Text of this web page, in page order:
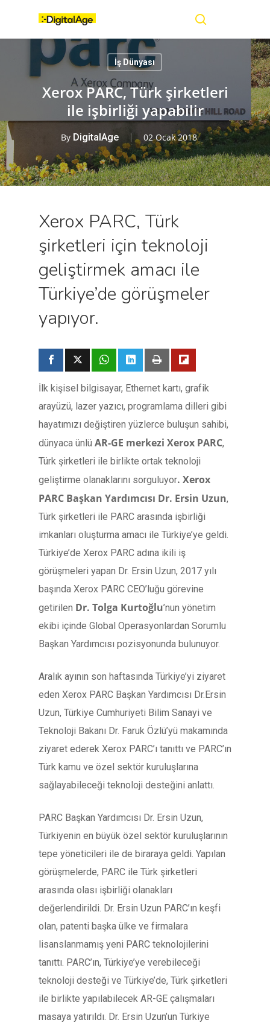
content
İş Dünyası
Xerox PARC, Türk şirketleri
ile işbirliği yapabilir
By DigitalAge 02 Ocak 2018
Xerox PARC, Türk
şirketleri için teknoloji
geliştirmek amacı ile
Türkiye’de görüşmeler
yapıyor.
İlk kişisel bilgisayar, Ethernet kartı, grafik
arayüzü, lazer yazıcı, programlama dilleri gibi
hayatımızı değiştiren yüzlerce buluşun sahibi,
dünyaca ünlü AR-GE merkezi Xerox PARC,
Türk şirketleri ile birlikte ortak teknoloji
geliştirme olanaklarını sorguluyor. Xerox
PARC Başkan Yardımcısı Dr. Ersin Uzun,
Türk şirketleri ile PARC arasında işbirliği
imkanları oluşturma amacı ile Türkiye’ye geldi.
Türkiye’de Xerox PARC adına ikili iş
görüşmeleri yapan Dr. Ersin Uzun, 2017 yılı
başında Xerox PARC CEO’luğu görevine
getirilen Dr. Tolga Kurtoğlu’nun yönetim
ekibi içinde Global Operasyonlardan Sorumlu
Başkan Yardımcısı pozisyonunda bulunuyor.
Aralık ayının son haftasında Türkiye’yi ziyaret
eden Xerox PARC Başkan Yardımcısı Dr.Ersin
Uzun, Türkiye Cumhuriyeti Bilim Sanayi ve
Teknoloji Bakanı Dr. Faruk Özlü’yü makamında
ziyaret ederek Xerox PARC’ı tanıttı ve PARC’ın
Türk kamu ve özel sektör kuruluşlarına
sağlayabileceği teknoloji desteğini anlattı.
PARC Başkan Yardımcısı Dr. Ersin Uzun,
Türkiyenin en büyük özel sektör kuruluşlarının
tepe yöneticileri ile de biraraya geldi. Yapılan
görüşmelerde, PARC ile Türk şirketleri
arasında olası işbirliği olanakları
değerlendirildi. Dr. Ersin Uzun PARC’ın keşfi
olan, patenti başka ülke ve firmalara
lisanslanmamış yeni PARC teknolojilerini
tanıttı. PARC’ın, Türkiye’ye verebileceği
teknoloji desteği ve Türkiye’de, Türk şirketleri
ile birlikte yapılabilecek AR-GE çalışmaları
masaya yatırıldı. Dr. Ersin Uzun’un Türkiye